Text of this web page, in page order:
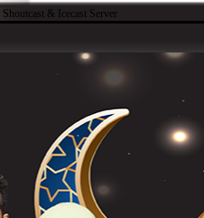
Shoutcast & Icecast Server